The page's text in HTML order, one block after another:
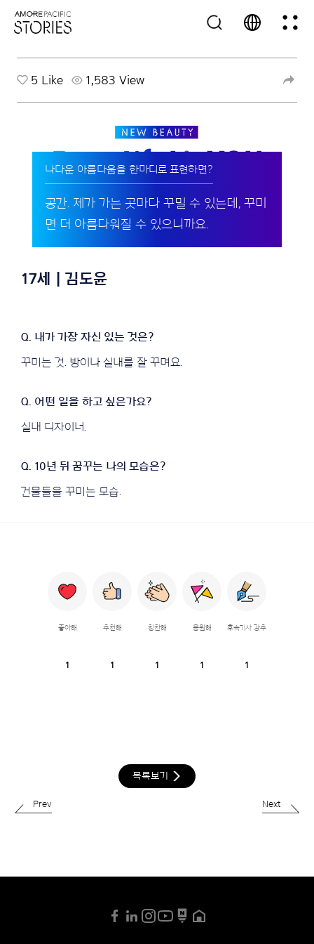
5 Like 1,583 View
나다운 아름다움을 한마디로 표현하면?
공간. 제가 가는 곳마다 꾸밀 수 있는데, 꾸미
면 더 아름다워질 수 있으니까요.
17세 | 김도윤
꾸미는 것. 방이나 실내를 잘 꾸며요.
실내 디자이너.
건물들을 꾸미는 모습.
좋아해
1
추천해
1
칭찬해
1
응원해
1
후속기사 강추
1
목록보기
Prev Next